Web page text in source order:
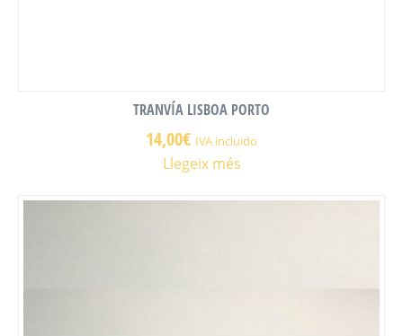
TRANVÍA LISBOA PORTO
14,00€ IVA incluido
Llegeix més